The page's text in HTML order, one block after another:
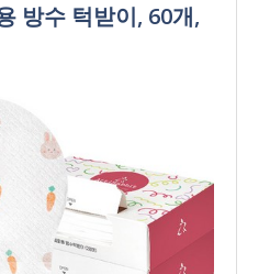
방수 턱받이, 60개,